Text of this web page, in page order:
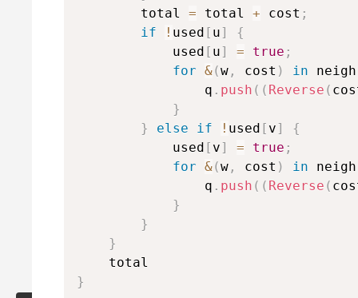
        total
= total + cost ;
if
! used [ u]
{
            used
[ u] = true ;
for &(w , cost ) in neigh
                q
. push ( ( Reverse (
}
}
else if ! used [ v]
{
            used
[ v] = true ;
for &(w , cost ) in neigh
                q
. push ( ( Reverse (
}
}
}
}